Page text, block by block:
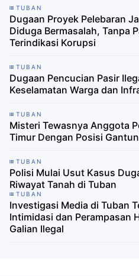
TUBAN
Dugaan Proyek Pelebaran
Diduga Bermasalah, Tanpa
Terindikasi Korupsi
TUBAN
Dugaan Pencucian Pasir
Keselamatan Warga dan
TUBAN
Misteri Tewasnya Anggota
Timur Dengan Posisi
TUBAN
Polisi Mulai Usut Kasus
Riwayat Tanah di Tuban
TUBAN
Investigasi Media di Tuban
Intimidasi dan Perampasan
Galian Ilegal